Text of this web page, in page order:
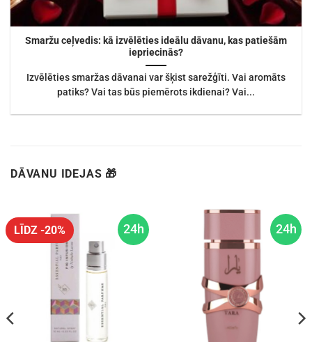
Smaržu ceļvedis: kā izvēlēties ideālu dāvanu, kas patiešām
iepriecinās?
Izvēlēties smaržas dāvanai var šķist sarežģīti. Vai aromāts
patiks? Vai tas būs piemērots ikdienai? Vai...
DĀVANU IDEJAS 🎁
24h
LĪDZ -20% 24h